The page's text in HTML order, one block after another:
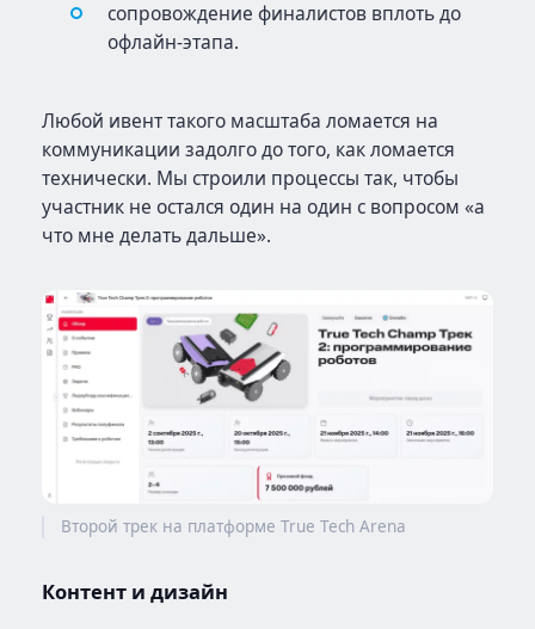
сопровождение финалистов вплоть до
офлайн-этапа.
Любой ивент такого масштаба ломается на
коммуникации задолго до того, как ломается
технически. Мы строили процессы так, чтобы
участник не остался один на один с вопросом «а
что мне делать дальше».
Второй трек на платформе True Tech Arena
Контент и дизайн